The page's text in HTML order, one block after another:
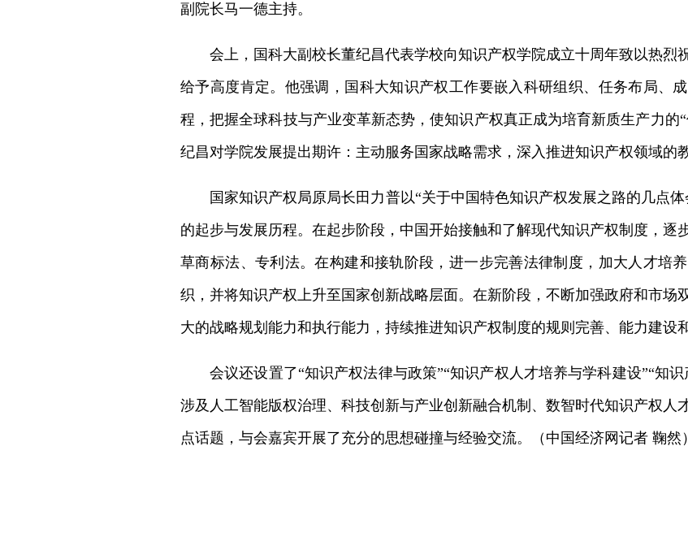
副院长马一德主持。
会上，国科大副校长董纪昌代表学校向知识产权学院成立十周年致以热烈
给予高度肯定。他强调，国科大知识产权工作要嵌入科研组织、任务布局、
程，把握全球科技与产业变革新态势，使知识产权真正成为培育新质生产力的
纪昌对学院发展提出期许：主动服务国家战略需求，深入推进知识产权领域的
国家知识产权局原局长田力普以“关于中国特色知识产权发展之路的几点
的起步与发展历程。在起步阶段，中国开始接触和了解现代知识产权制度，逐
草商标法、专利法。在构建和接轨阶段，进一步完善法律制度，加大人才培
织，并将知识产权上升至国家创新战略层面。在新阶段，不断加强政府和市场
大的战略规划能力和执行能力，持续推进知识产权制度的规则完善、能力建设
会议还设置了“知识产权法律与政策”“知识产权人才培养与学科建设”“知
涉及人工智能版权治理、科技创新与产业创新融合机制、数智时代知识产权人
点话题，与会嘉宾开展了充分的思想碰撞与经验交流。（中国经济网记者 鞠然）